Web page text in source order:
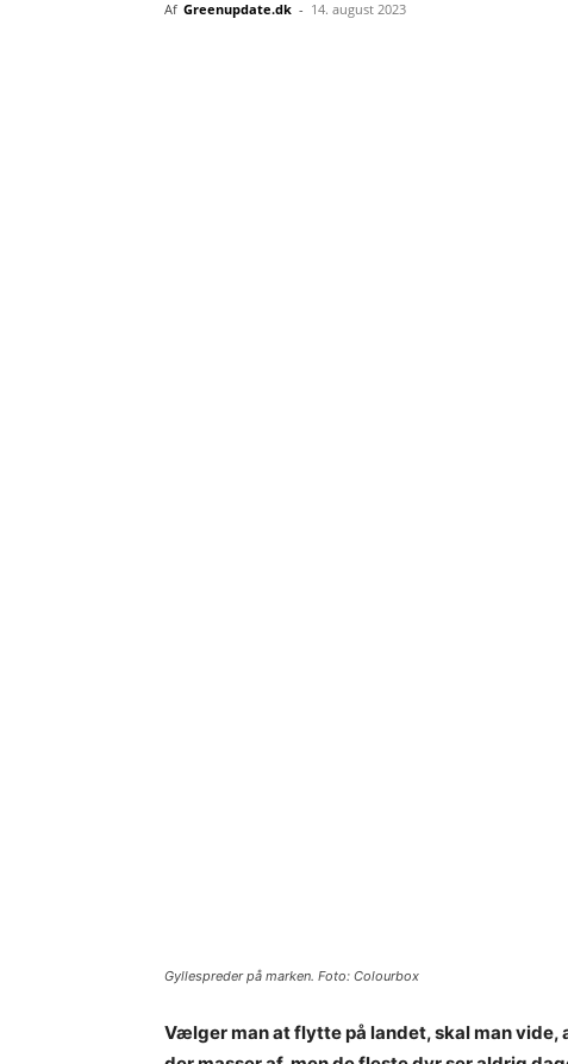
Af Greenupdate.dk - 14. august 2023
Gyllespreder på marken. Foto: Colourbox
Vælger man at flytte på landet, skal man